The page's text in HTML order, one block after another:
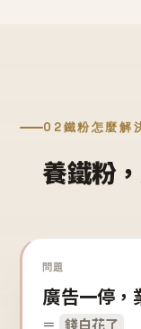
02鐵粉怎麼解
養鐵粉，
問題
廣告一停，
＝ 錢白花了